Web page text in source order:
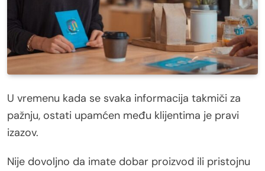
U vremenu kada se svaka informacija takmiči za
pažnju, ostati upamćen među klijentima je pravi
izazov.
Nije dovoljno da imate dobar proizvod ili pristojnu